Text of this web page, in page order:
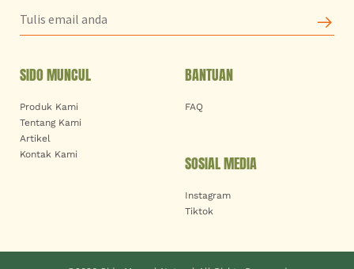
SIDO MUNCUL
Produk Kami
Tentang Kami
Artikel
Kontak Kami
BANTUAN
FAQ
SOSIAL MEDIA
Instagram
Tiktok